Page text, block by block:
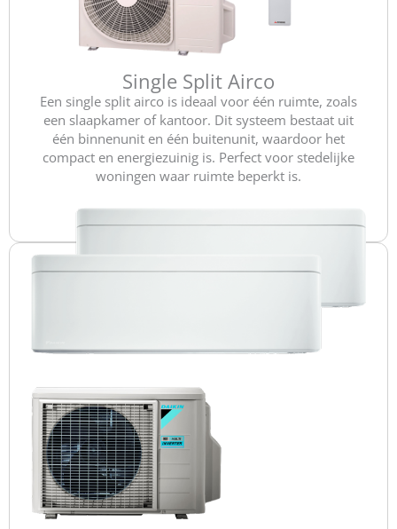
Single Split Airco
Een single split airco is ideaal voor één ruimte, zoals
een slaapkamer of kantoor. Dit systeem bestaat uit
één binnenunit en één buitenunit, waardoor het
compact en energiezuinig is. Perfect voor stedelijke
woningen waar ruimte beperkt is.